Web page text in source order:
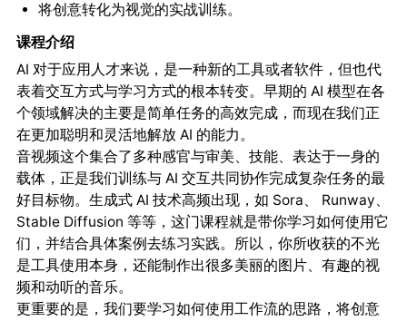
将创意转化为视觉的实战训练。
课程介绍
AI 对于应用人才来说，是一种新的工具或者软件，但也代
表着交互方式与学习方式的根本转变。早期的 AI 模型在各
个领域解决的主要是简单任务的高效完成，而现在我们正
在更加聪明和灵活地解放 AI 的能力。
音视频这个集合了多种感官与审美、技能、表达于一身的
载体，正是我们训练与 AI 交互共同协作完成复杂任务的最
好目标物。生成式 AI 技术高频出现，如 Sora、 Runway、
Stable Diffusion 等等，这门课程就是带你学习如何使用它
们，并结合具体案例去练习实践。所以，你所收获的不光
是工具使用本身，还能制作出很多美丽的图片、有趣的视
频和动听的音乐。
更重要的是，我们要学习如何使用工作流的思路，将创意